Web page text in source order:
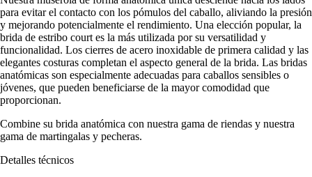
para evitar el contacto con los pómulos del caballo, aliviando la presión
y mejorando potencialmente el rendimiento. Una elección popular, la
brida de estribo court es la más utilizada por su versatilidad y
funcionalidad. Los cierres de acero inoxidable de primera calidad y las
elegantes costuras completan el aspecto general de la brida. Las bridas
anatómicas son especialmente adecuadas para caballos sensibles o
jóvenes, que pueden beneficiarse de la mayor comodidad que
proporcionan.
Combine su brida anatómica con nuestra gama de riendas y nuestra
gama de martingalas y pecheras.
Detalles técnicos